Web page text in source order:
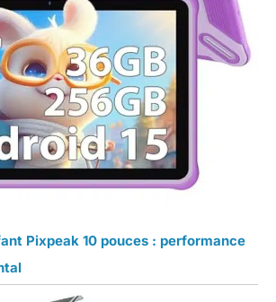
Pixpeak 10 pouces : performance